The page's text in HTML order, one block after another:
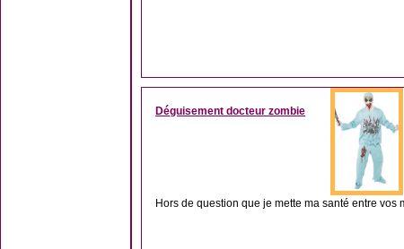
Déguisement docteur zombie
Hors de question que je mette ma santé entre vos